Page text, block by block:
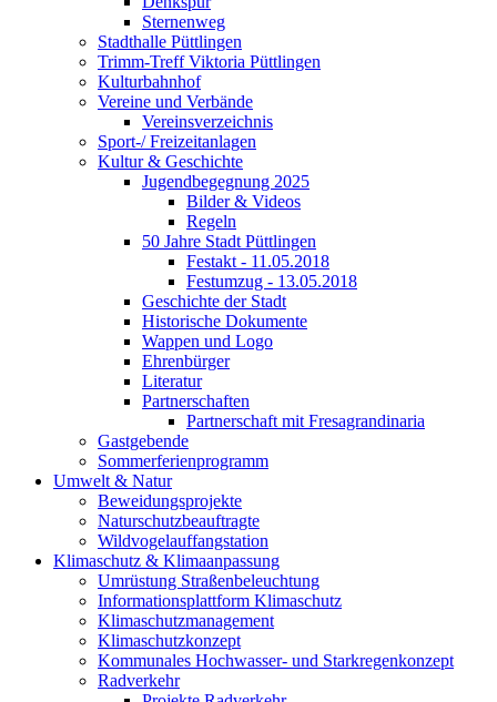
Sternenweg
Stadthalle Püttlingen
Trimm-Treff Viktoria Püttlingen
Kulturbahnhof
Vereine und Verbände
Vereinsverzeichnis
Sport-/ Freizeitanlagen
Kultur & Geschichte
Jugendbegegnung 2025
Bilder & Videos
Regeln
50 Jahre Stadt Püttlingen
Festakt - 11.05.2018
Festumzug - 13.05.2018
Geschichte der Stadt
Historische Dokumente
Wappen und Logo
Ehrenbürger
Literatur
Partnerschaften
Partnerschaft mit Fresagrandinaria
Gastgebende
Sommerferienprogramm
Umwelt & Natur
Beweidungsprojekte
Naturschutzbeauftragte
Wildvogelauffangstation
Klimaschutz & Klimaanpassung
Umrüstung Straßenbeleuchtung
Informationsplattform Klimaschutz
Klimaschutzmanagement
Klimaschutzkonzept
Kommunales Hochwasser- und Starkregenkonzept
Radverkehr